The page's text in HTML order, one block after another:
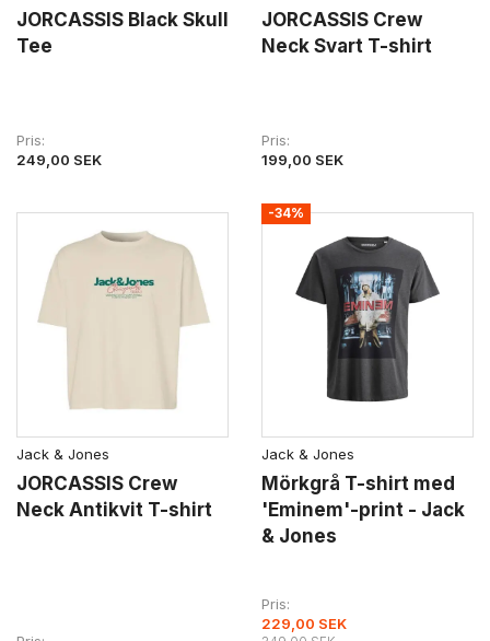
JORCASSIS Black Skull
Tee
Pris
249,00 SEK
JORCASSIS Crew
Neck Svart T-shirt
Pris
199,00 SEK
Jack & Jones
JORCASSIS Crew
Neck Antikvit T-shirt
-34%
Jack & Jones
Mörkgrå T-shirt med
'Eminem'-print - Jack
& Jones
Pris
229,00 SEK